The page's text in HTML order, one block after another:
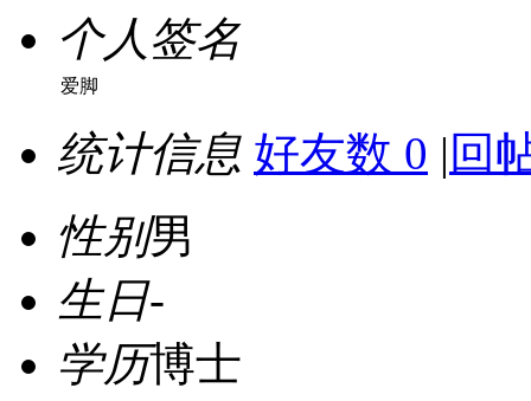
个人签名
爱脚
统计信息 好友数 0 | 回
性别男
生日-
学历博士